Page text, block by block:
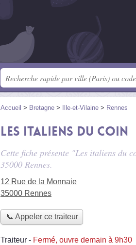
Accueil > Bretagne > Ille-et-Vilaine > Rennes
Les italiens du coin
Cette fiche présente "Les italiens du
35000 Rennes.
12 Rue de la Monnaie
35000 Rennes
📞 Appeler ce traiteur
Traiteur - Fermé, ouvre demain à 9h30